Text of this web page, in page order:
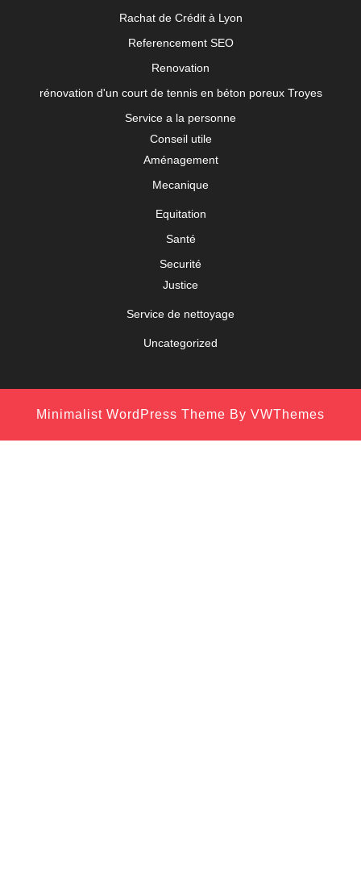
Rachat de Crédit à Lyon
Referencement SEO
Renovation
rénovation d'un court de tennis en béton poreux Troyes
Service a la personne
Conseil utile
Aménagement
Mecanique
Equitation
Santé
Securité
Justice
Service de nettoyage
Uncategorized
Minimalist WordPress Theme By VWThemes